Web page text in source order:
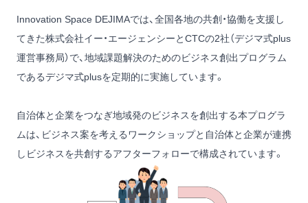
Innovation Space DEJIMAでは、全国各地の共創・協働を支援し
てきた株式会社イー・エージェンシーとCTCの2社（デジマ式plus
運営事務局）で、地域課題解決のためのビジネス創出プログラム
であるデジマ式plusを定期的に実施しています。
自治体と企業をつなぎ地域発のビジネスを創出する本プログラ
ムは、ビジネス案を考えるワークショップと自治体と企業が連携
しビジネスを共創するアフターフォローで構成されています。